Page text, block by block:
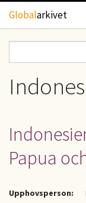
Hoppa till
Globalarkivet
TIDSKRIFTER
GEOGRAFI
UPPHOVSRÄTT
Papua
Upphovsperson: